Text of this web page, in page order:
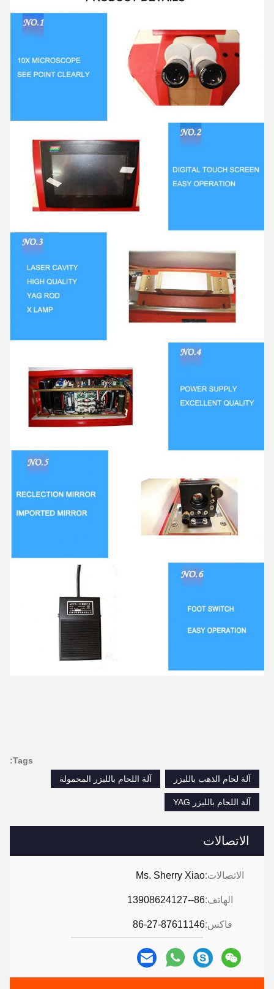
الاتصالات
الاتصالات:Ms. Sherry Xiao
الهاتف:86--13908624127
فاكس:86-27-87611146
Tags:
آلة لحام الذهب بالليزر
آلة اللحام بالليزر المحمولة
آلة اللحام بالليزر YAG